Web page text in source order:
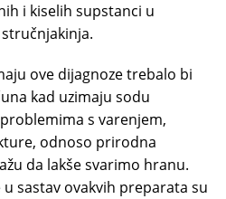
i kiselih supstanci u
ove dijagnoze trebalo bi
kad uzimaju sodu
s varenjem,
odnoso prirodna
da lakše svarimo hranu.
u sastav ovakvih preparata su